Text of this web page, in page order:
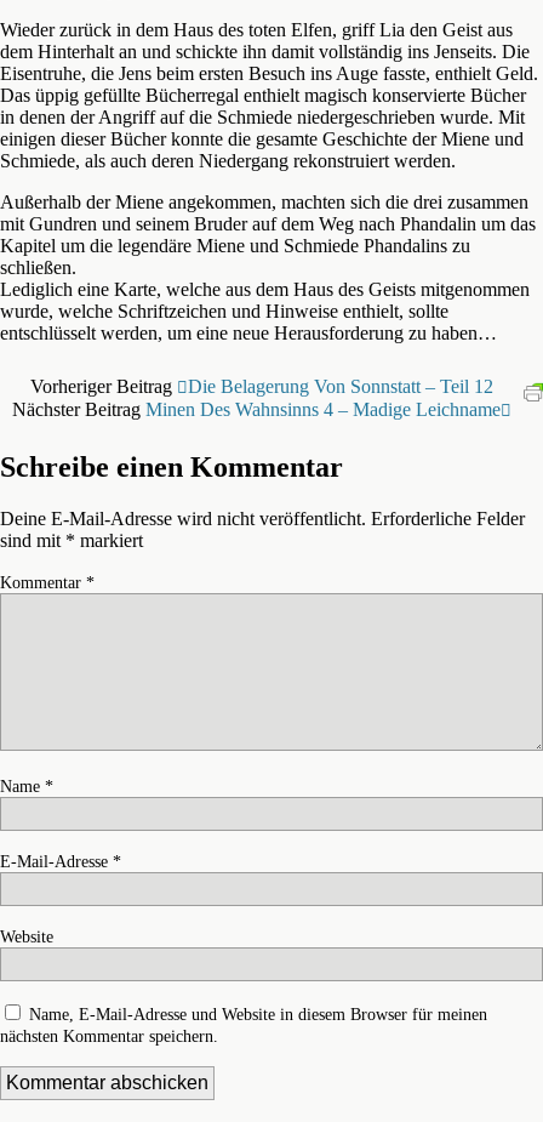
Wieder zurück in dem Haus des toten Elfen, griff Lia den Geist aus
dem Hinterhalt an und schickte ihn damit vollständig ins Jenseits. Die
Eisentruhe, die Jens beim ersten Besuch ins Auge fasste, enthielt Geld.
Das üppig gefüllte Bücherregal enthielt magisch konservierte Bücher
in denen der Angriff auf die Schmiede niedergeschrieben wurde. Mit
einigen dieser Bücher konnte die gesamte Geschichte der Miene und
Schmiede, als auch deren Niedergang rekonstruiert werden.
Außerhalb der Miene angekommen, machten sich die drei zusammen
mit Gundren und seinem Bruder auf dem Weg nach Phandalin um das
Kapitel um die legendäre Miene und Schmiede Phandalins zu
schließen.
Lediglich eine Karte, welche aus dem Haus des Geists mitgenommen
wurde, welche Schriftzeichen und Hinweise enthielt, sollte
entschlüsselt werden, um eine neue Herausforderung zu haben…
Vorheriger Beitrag
Die Belagerung Von Sonnstatt – Teil 12
Nächster Beitrag Minen Des Wahnsinns 4 – Madige Leichname
Schreibe einen Kommentar
Deine E-Mail-Adresse wird nicht veröffentlicht. Erforderliche Felder
sind mit * markiert
Kommentar *
Name *
E-Mail-Adresse *
Website
Name, E-Mail-Adresse und Website in diesem Browser für meinen
nächsten Kommentar speichern.